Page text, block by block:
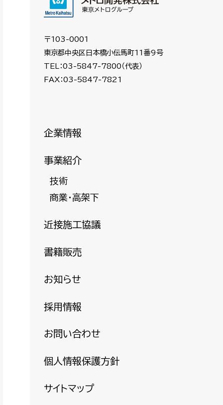
〒103-0001
東京都中央区日本橋小伝馬町11番9号
TEL：03-5847-7800（代表）
FAX：03-5847-7821
企業情報
事業紹介
技術
商業・高架下
近接施工協議
書籍販売
お知らせ
採用情報
お問い合わせ
個人情報保護方針
サイトマップ